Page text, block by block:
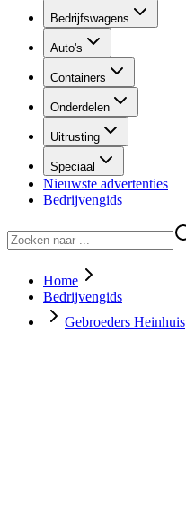
Bedrijfswagens
Auto's
Containers
Onderdelen
Uitrusting
Speciaal
Nieuwste advertenties
Bedrijvengids
Home
Bedrijvengids
Gebroeders Heinhuis